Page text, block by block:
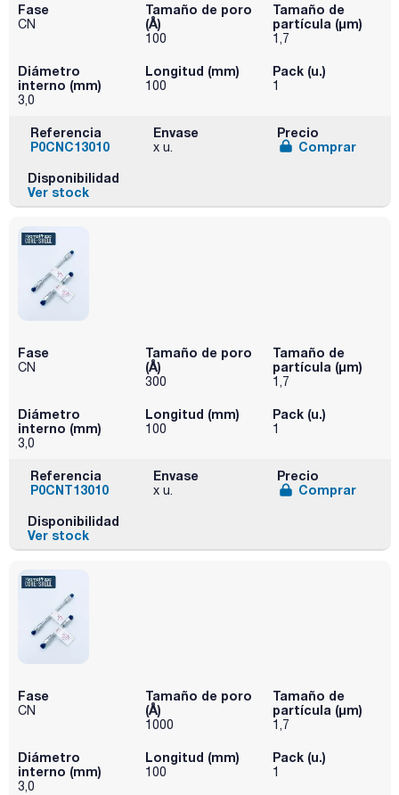
Fase
CN
Tamaño de poro
(Å)
100
Tamaño de
partícula (μm)
1,7
Diámetro
interno (mm)
3,0
Longitud (mm)
100
Pack (u.)
1
Referencia
P0CNC13010
Envase
x u.
Precio
Comprar
Disponibilidad
Ver stock
Fase
CN
Tamaño de poro
(Å)
300
Tamaño de
partícula (μm)
1,7
Diámetro
interno (mm)
3,0
Longitud (mm)
100
Pack (u.)
1
Referencia
P0CNT13010
Envase
x u.
Precio
Comprar
Disponibilidad
Ver stock
Fase
CN
Tamaño de poro
(Å)
1000
Tamaño de
partícula (μm)
1,7
Diámetro
interno (mm)
3,0
Longitud (mm)
100
Pack (u.)
1